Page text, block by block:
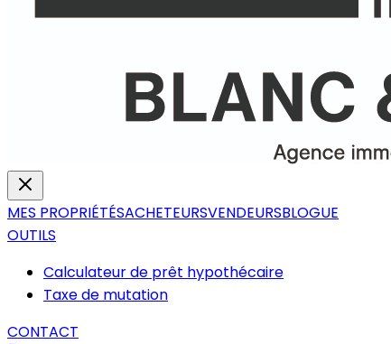
MES PROPRIÉTÉSACHETEURSVENDEURSBLOGUE
OUTILS
Calculateur de prêt hypothécaire
Taxe de mutation
CONTACT